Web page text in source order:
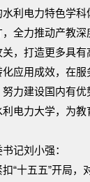
利电力特色学
全力推动产教深
，打造更多具有
应用成效，在服
力建设国内有优
电力大学，为教
记刘小强：
“十五五”开局，